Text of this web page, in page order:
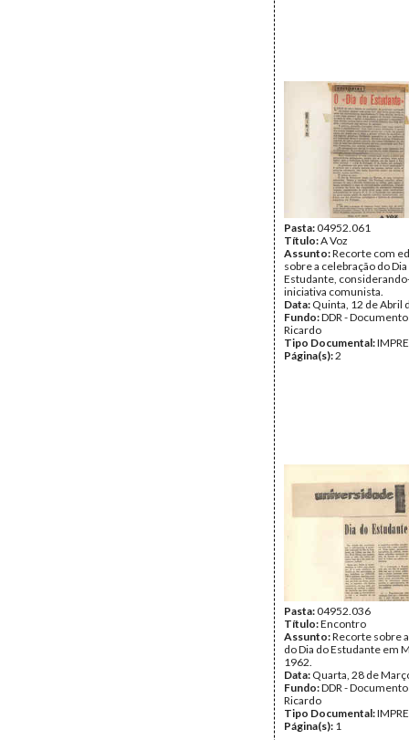
Pasta:04952.061
Título:A Voz
Assunto:Recorte com
sobre a celebração do
Estudante,
iniciativa comunista.
Data: Quinta, 12 de Abril
Fundo:DDR -
Ricardo
Tipo Documental:
Página(s):2
Pasta:04952.036
Título:Encontro
Assunto:Recorte sobre
do Dia do Estudante em
1962.
Data: Quarta, 28 de
Fundo:DDR -
Ricardo
Tipo Documental:
Página(s): 1